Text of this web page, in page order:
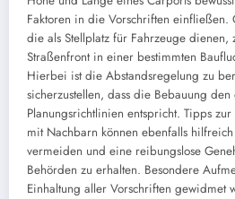
Faktoren in die Vorschriften einfließen.
die als Stellplatz für Fahrzeuge dienen,
Straßenfront in einer bestimmten
Hierbei ist die Abstandsregelung zu
sicherzustellen, dass die Bebauung den
Planungsrichtlinien entspricht. Tipps
mit Nachbarn können ebenfalls
vermeiden und eine reibungslose
Behörden zu erhalten. Besondere
Einhaltung aller Vorschriften gewidmet